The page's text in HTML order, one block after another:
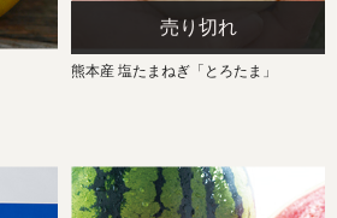
熊本産 塩たまねぎ「とろたま」